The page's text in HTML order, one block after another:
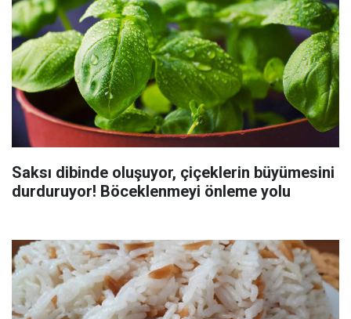
Saksı dibinde oluşuyor, çiçeklerin büyümesini
durduruyor! Böceklenmeyi önleme yolu